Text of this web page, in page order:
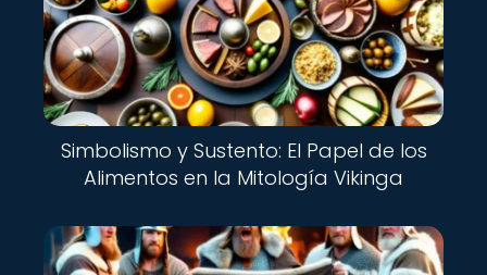
Simbolismo y Sustento: El Papel de los
Alimentos en la Mitología Vikinga